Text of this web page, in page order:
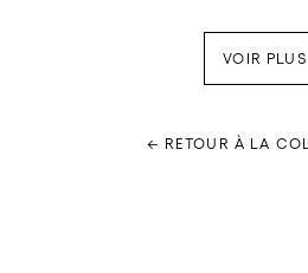
VOIR PLUS
← RETOUR À LA